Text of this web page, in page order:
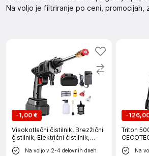
Na voljo je filtriranje po ceni, promocijah,
-1,00 €
Visokotlačni čistilnik, Brezžični
čistilnik, Električni čistilnik,
Čiščeje vozil | HYDROSTREAM
Na voljo v 2-4 delovnih dneh
-
Triton
Na